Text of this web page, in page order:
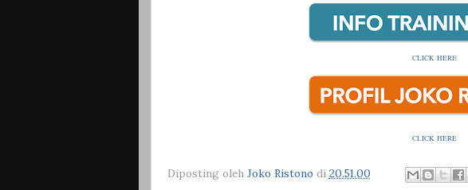
CLICK HERE
CLICK HERE
Diposting oleh Joko Ristono di 20.51.00